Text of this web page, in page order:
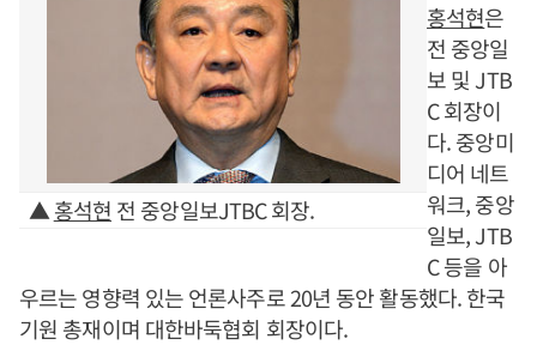
▲홍석현 전 중앙일보JTBC 회장.
홍석현은
전 중앙일
보 및 JTB
C 회장이
다. 중앙미
디어 네트
워크, 중앙
일보, JTB
C 등을 아
우르는 영향력 있는 언론사주로 20년 동안 활동했다. 한국
기원 총재이며 대한바둑협회 회장이다.